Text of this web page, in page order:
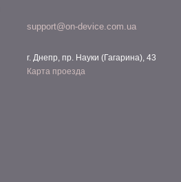
support@on-device.com.ua
г. Днепр, пр. Науки (Гагарина), 43
Карта проезда